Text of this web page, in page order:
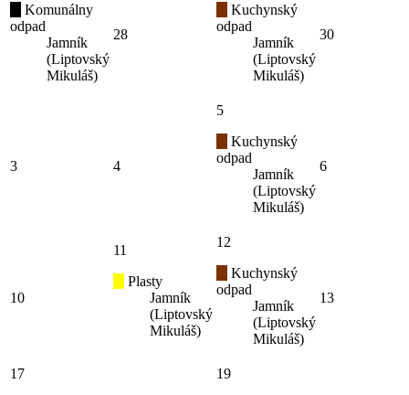
Komunálny
odpad
Jamník
(Liptovský
Mikuláš)
28
Kuchynský
odpad
Jamník
(Liptovský
Mikuláš)
30
3 4
5
Kuchynský
odpad
Jamník
(Liptovský
Mikuláš)
6
10
11
Plasty
Jamník
(Liptovský
Mikuláš)
12
Kuchynský
odpad
Jamník
(Liptovský
Mikuláš)
13
17
19